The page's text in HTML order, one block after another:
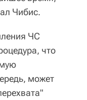
Чибис.
ЧС
что
может